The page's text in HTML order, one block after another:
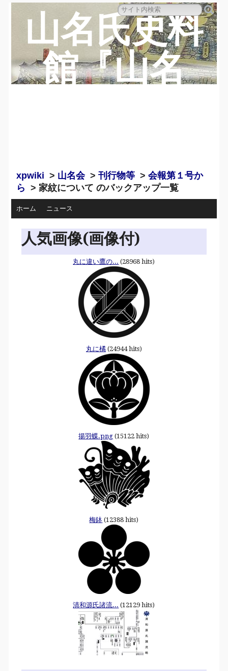
山名氏史料
館『山名
xpwiki > 山名会>刊行物等 >会報第１号か
ら > 家紋について のバックアップ一覧
ホーム ニュース
人気画像(画像付)
丸に違い鷹の... (28968 hits)
丸に橘(24944 hits)
揚羽蝶.png (15122 hits)
梅鉢 (12388 hits)
清和源氏諸流... (12129 hits)